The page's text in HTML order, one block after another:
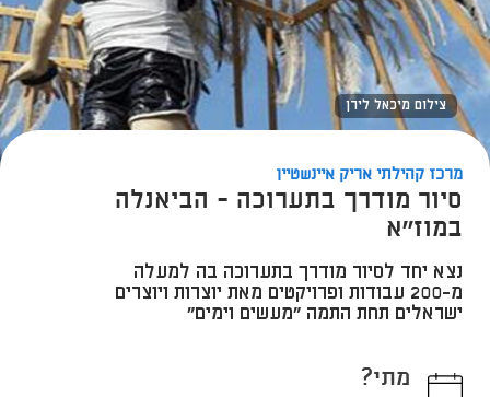
צילום מיכאל לירן
מרכז קהילתי אריק איינשטיין
סיור מודרך בתערוכה - הביאנלה
במוז''א
נצא יחד לסיור מודרך בתערוכה בה למעלה
מ-200 עבודות ופרויקטים מאת יוצרות ויוצרים
ישראלים תחת התמה "מעשים וימים"
מתי?